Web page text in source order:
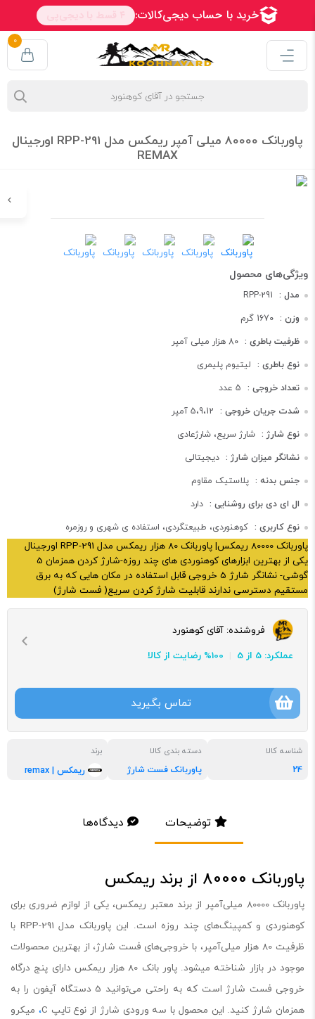
0
پاوربانک 80000 میلی آمپر ریمکس مدل RPP-291 اورجینال
REMAX
مدل : RPP-291
وزن : 1670 گرم
ظرفیت باطری : 80 هزار میلی آمپر
نوع باطری : لیتیوم پلیمری
تعداد خروجی : 5 عدد
شدت جریان خروجی : 5،9،12 آمپر
نوع شارژ : شارژ سریع، شارژعادی
نشانگر میزان شارژ : دیجیتالی
جنس بدنه : پلاستیک مقاوم
ال ای دی برای روشنایی : دارد
نوع کاربری : کوهنوردی، طبیعتگردی، استفاده ی شهری و روزمره
پاوربانک 80000 ریمکس| پاوربانک 80 هزار ریمکس مدل RPP-291 اورجینال
یکی از بهترین ابزارهای کوهنوردی های چند روزه-شارژ کردن همزمان 5
گوشی- نشانگر شارژ 5 خروجی قابل استفاده در مکان هایی که به برق
مستقیم دسترسی ندارند قابلیت شارژ کردن سریع( فست شارژ)
فروشنده: آقای کوهنورد
عملکرد: 5 از 5
100% رضایت از کالا
تماس بگیرید
شناسه کالا
24
دسته بندی کالا
پاوربانک فست شارژ
برند
ریمکس | remax
توضیحات دیدگاه‌ها
پاوربانک 80000 از برند ریمکس
پاوربانک 80000 میلی‌آمپر از برند معتبر ریمکس، یکی از لوازم ضروری برای
کوهنوردی و کمپینگ‌های چند روزه است. این پاوربانک مدل RPP-291 با
ظرفیت 80 هزار میلی‌آمپر، با خروجی‌های فست شارژ، از بهترین محصولات
موجود در بازار شناخته میشود. پاور بانک 80 هزار ریمکس دارای پنج درگاه
خروجی فست شارژ است که به راحتی می‌توانید 5 دستگاه آیفون را به
همزمان شارژ کنید. این محصول با سه ورودی شارژ از نوع تایپ C
، میکرو